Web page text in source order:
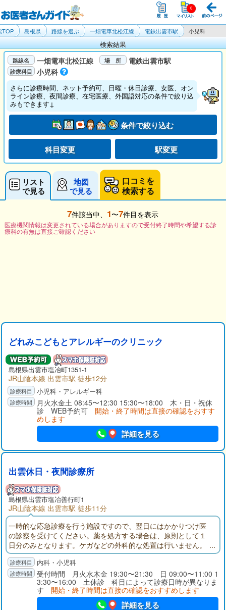
TOP 島根県 路線を選ぶ 一畑電車北松江線 電鉄出雲市駅 小児科
検索結果
一畑電車北松江線
電鉄出雲市駅
小児科
さらに診療時間、ネット予約可、日曜・休日診療、女医、オン
ライン診療、夜間診療、在宅医療、外国語対応の条件で絞り込
みもできます↓
条件で絞り込む
科目変更 駅変更
リスト
で見る
地図
で見る
口コミを
検索する
7件該当中、 1〜7件目を表示
医療機関情報は変更されている場合がありますので受付終了時間や希望する診
療科の有無は直接ご確認ください
どれみこどもとアレルギーのクリニック
島根県出雲市塩冶町1351-1
JR山陰本線 出雲市駅 徒歩12分
小児科・アレルギー科
月火水金土 08:45〜12:30 15:30〜18:00 木・日・祝休
診 WEB予約可 開始・終了時間は直接の確認をおすす
めします
詳細を見る
出雲休日・夜間診療所
島根県出雲市塩冶善行町1
JR山陰本線 出雲市駅 徒歩11分
一時的な応急診療を行う施設ですので、翌日にはかかりつけ医
の診察を受けてください。薬を処方する場合は、原則として１
日分のみとなります。ケガなどの外科的な処置は行いません。
内科・小児科
受付時間 月火水木金 19:30〜21:30 日 09:00〜11:00 1
3:30〜16:00 土休診 科目によって診療日時が異なりま
す 開始・終了時間は直接の確認をおすすめします
詳細を見る